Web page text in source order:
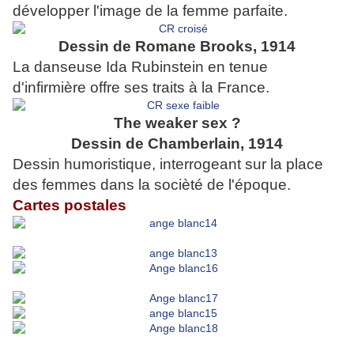
développer l'image de la femme parfaite.
Dessin de Romane Brooks, 1914
La danseuse Ida Rubinstein en tenue
d'infirmière offre ses traits à la France.
The weaker sex ?
Dessin de Chamberlain, 1914
Dessin humoristique, interrogeant sur la place
des femmes dans la socièté de l'époque.
Cartes postales